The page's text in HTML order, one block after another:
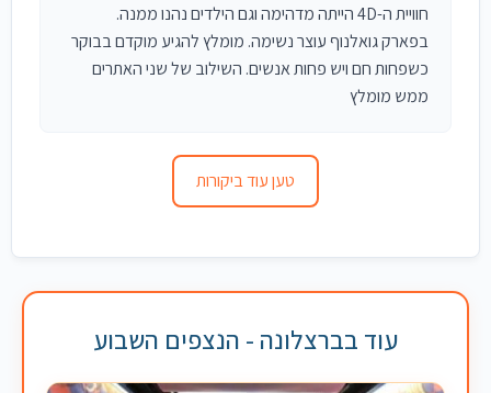
חוויית ה-4D הייתה מדהימה וגם הילדים נהנו ממנה.
בפארק גואלנוף עוצר נשימה. מומלץ להגיע מוקדם בבוקר
כשפחות חם ויש פחות אנשים. השילוב של שני האתרים
ממש מומלץ
טען עוד ביקורות
עוד בברצלונה - הנצפים השבוע